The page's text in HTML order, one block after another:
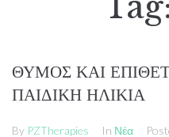
ΘΥΜΟΣ ΚΑΙ
ΠΑΙΔΙΚΗ ΗΛΙΚΙΑ
By PZTherapies In Νέα